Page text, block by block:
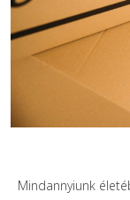
Mindannyiunk